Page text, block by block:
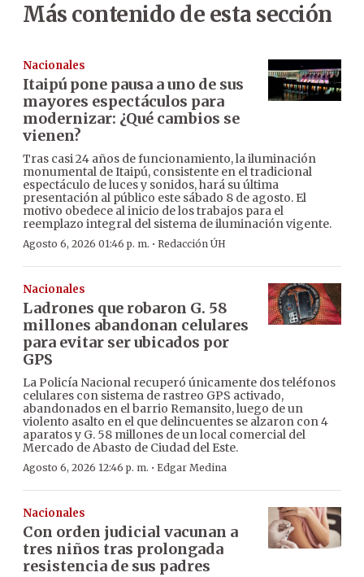
Más contenido de esta sección
Nacionales
Itaipú pone pausa a uno de sus
mayores espectáculos para
modernizar: ¿Qué cambios se
vienen?
Tras casi 24 años de funcionamiento, la iluminación
monumental de Itaipú, consistente en el tradicional
espectáculo de luces y sonidos, hará su última
presentación al público este sábado 8 de agosto. El
motivo obedece al inicio de los trabajos para el
reemplazo integral del sistema de iluminación vigente.
Agosto 6, 2026 01:46 p. m. · Redacción ÚH
Nacionales
Ladrones que robaron G. 58
millones abandonan celulares
para evitar ser ubicados por
GPS
La Policía Nacional recuperó únicamente dos teléfonos
celulares con sistema de rastreo GPS activado,
abandonados en el barrio Remansito, luego de un
violento asalto en el que delincuentes se alzaron con 4
aparatos y G. 58 millones de un local comercial del
Mercado de Abasto de Ciudad del Este.
Agosto 6, 2026 12:46 p. m. · Edgar Medina
Nacionales
Con orden judicial vacunan a
tres niños tras prolongada
resistencia de sus padres